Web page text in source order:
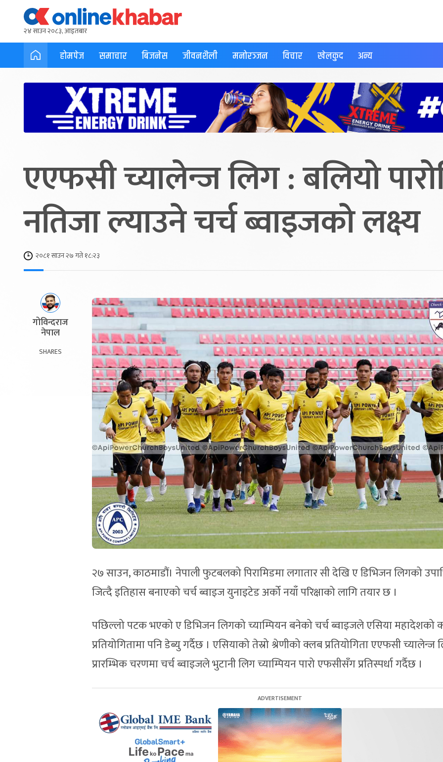
२४ साउन २०८३, आइतबार
होमपेज समाचार बिजनेस जीवनशैली मनोरञ्जन विचार खेलकुद अन्य
एएफसी च्यालेन्ज लिग : बलियो
नतिजा ल्याउने चर्च ब्वाइजको लक्ष्य
२०८१ साउन २७ गते १८:२३
गोविन्दराज
नेपाल
SHARES
२७ साउन, काठमाडौं। नेपाली फुटबलको पिरामिडमा लगातार सी देखि ए डिभिजन लिगको
जित्दै इतिहास बनाएको चर्च ब्वाइज युनाइटेड अर्को नयाँ परिक्षाको लागि तयार छ ।
पछिल्लो पटक भएको ए डिभिजन लिगको च्याम्पियन बनेको चर्च ब्वाइजले एसिया महादेशको
प्रतियोगितामा पनि डेब्यु गर्दैछ । एसियाको तेस्रो श्रेणीको क्लब प्रतियोगिता एएफसी च्यालेन्ज
प्रारम्भिक चरणमा चर्च ब्वाइजले भुटानी लिग च्याम्पियन पारो एफसीसँग प्रतिस्पर्धा गर्दैछ ।